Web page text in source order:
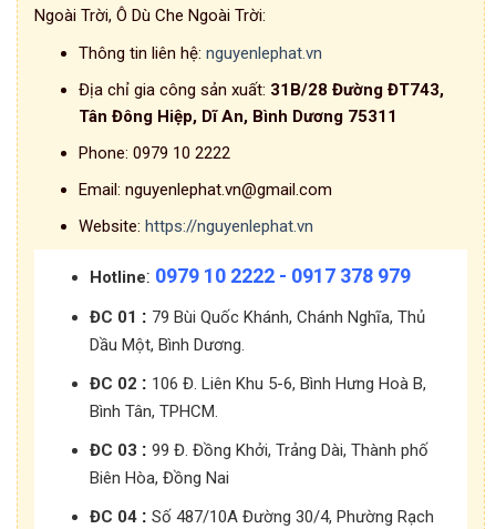
Ngoài Trời, Ô Dù Che Ngoài Trời:
Thông tin liên hệ: nguyenlephat.vn
Địa chỉ gia công sản xuất: 31B/28 Đường ĐT743,
Tân Đông Hiệp, Dĩ An, Bình Dương 75311
Phone: 0979 10 2222
Email: nguyenlephat.vn@gmail.com
Website: https://nguyenlephat.vn
Hotline: 0979 10 2222 - 0917 378 979
ĐC 01 : 79 Bùi Quốc Khánh, Chánh Nghĩa, Thủ
Dầu Một, Bình Dương.
ĐC 02 : 106 Đ. Liên Khu 5-6, Bình Hưng Hoà B,
Bình Tân, TPHCM.
ĐC 03 : 99 Đ. Đồng Khởi, Trảng Dài, Thành phố
Biên Hòa, Đồng Nai
ĐC 04 : Số 487/10A Đường 30/4, Phường Rạch